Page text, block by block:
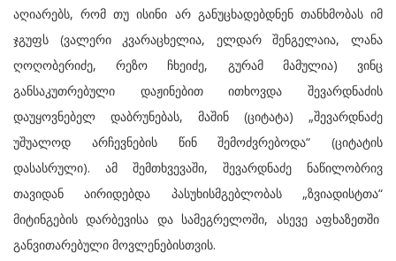
აღიარებს, რომ თუ ისინი არ განუცხადებდნენ თანხმობას იმ
ჯგუფს (ვალერი კვარაცხელია, ელდარ შენგელაია, ლანა
ღოღობერიძე, რეზო ჩხეიძე, გურამ მამულია) ვინც
განსაკუთრებული დაჟინებით ითხოვდა შევარდნაძის
დაუყოვნებელ დაბრუნებას, მაშინ (ციტატა) „შევარდნაძე
უშუალოდ არჩევნების წინ შემოძვრებოდა“ (ციტატის
დასასრული). ამ შემთხვევაში, შევარდნაძე ნაწილობრივ
თავიდან აირიდებდა პასუხისმგებლობას „ზვიადისტთა“
მიტინგების დარბევისა და სამეგრელოში, ასევე აფხაზეთში
განვითარებული მოვლენებისთვის.